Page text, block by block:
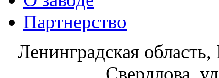
Партнерство
Ленинградская
Свердлова,